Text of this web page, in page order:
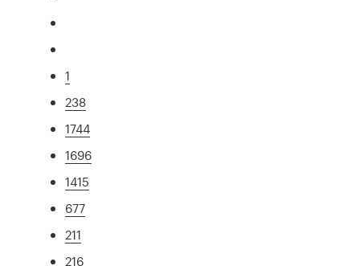
1
238
1744
1696
1415
677
211
216